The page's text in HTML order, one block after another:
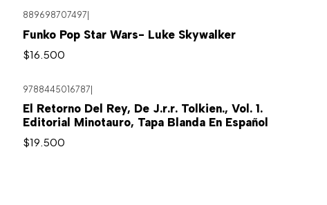
889698707497
Funko Pop Star Wars- Luke Skywalker
$16.500
9788445016787
El Retorno Del Rey, De J.r.r. Tolkien., Vol. 1.
Editorial Minotauro, Tapa Blanda En Español
$19.500